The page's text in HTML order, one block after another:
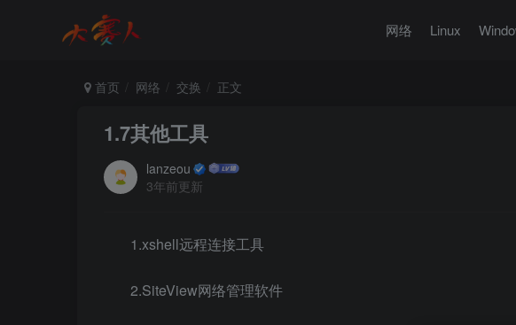
网络 Linux
首页 网络 交换 正文
1.7其他工具
lanzeou
3年前更新
1.xshell远程连接工具
2.SiteView网络管理软件